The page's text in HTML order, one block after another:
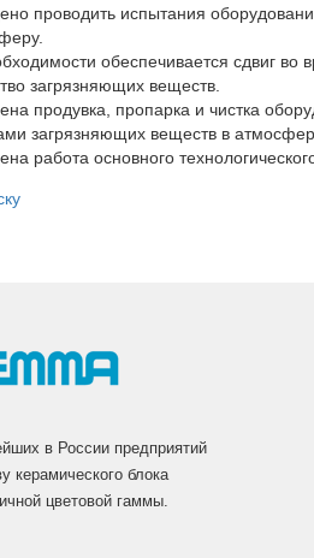
проводить испытания
обеспечивается сдвиг во
загрязняющих веществ.
продувка, пропарка и чистка
загрязняющих веществ в
работа основного
в России предприятий
керамического блока
цветовой гаммы.